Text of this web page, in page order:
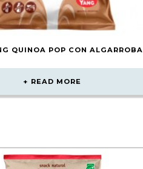
QUINOA POP CON ALGARROBA
READ MORE